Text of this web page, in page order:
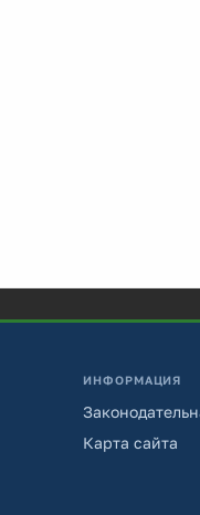
ИНФОРМАЦИЯ
Карта сайта